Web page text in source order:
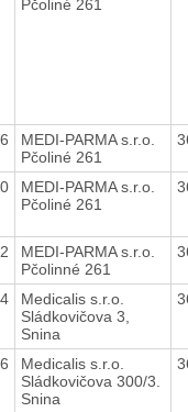
Pčoliné 261
MEDI-PARMA s.r.o.
Pčoliné 261
MEDI-PARMA s.r.o.
Pčoliné 261
MEDI-PARMA s.r.o.
Pčolinné 261
Medicalis s.r.o.
Sládkovičova 3,
Snina
Medicalis s.r.o.
Sládkovičova 300/3.
Snina